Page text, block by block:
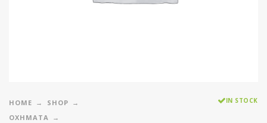
HOME
SHOP
ΟΧΗΜΑΤΑ
IN STOCK